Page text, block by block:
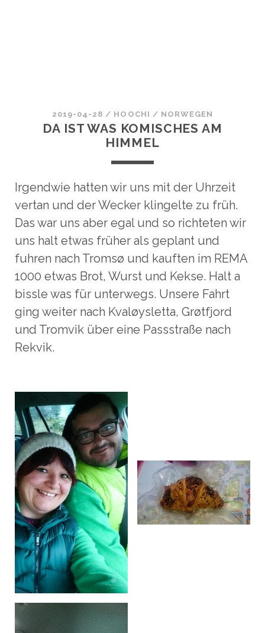
2019-04-28 / HOOCHI / NORWEGEN
DA IST WAS KOMISCHES AM
HIMMEL
Irgendwie hatten wir uns mit der Uhrzeit
vertan und der Wecker klingelte zu früh.
Das war uns aber egal und so richteten wir
uns halt etwas früher als geplant und
fuhren nach Tromsø und kauften im REMA
1000 etwas Brot, Wurst und Kekse. Halt a
bissle was für unterwegs. Unsere Fahrt
ging weiter nach Kvaløysletta, Grøtfjord
und Tromvik über eine Passstraße nach
Rekvik.